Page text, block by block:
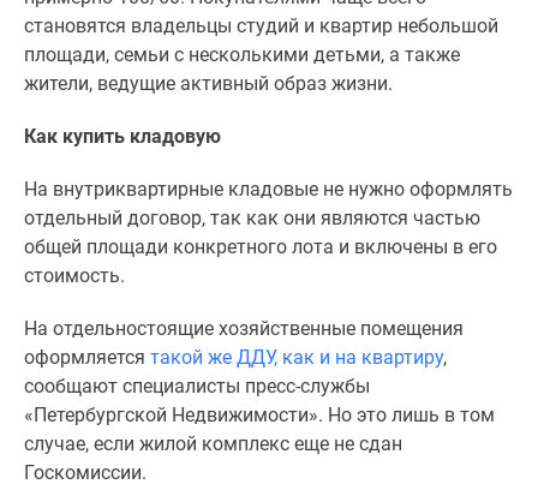
становятся владельцы студий и квартир небольшой
площади, семьи с несколькими детьми, а также
жители, ведущие активный образ жизни.
Как купить кладовую
На внутриквартирные кладовые не нужно оформлять
отдельный договор, так как они являются частью
общей площади конкретного лота и включены в его
стоимость.
На отдельностоящие хозяйственные помещения
оформляется такой же ДДУ, как и на квартиру,
сообщают специалисты пресс-службы
«Петербургской Недвижимости». Но это лишь в том
случае, если жилой комплекс еще не сдан
Госкомиссии.